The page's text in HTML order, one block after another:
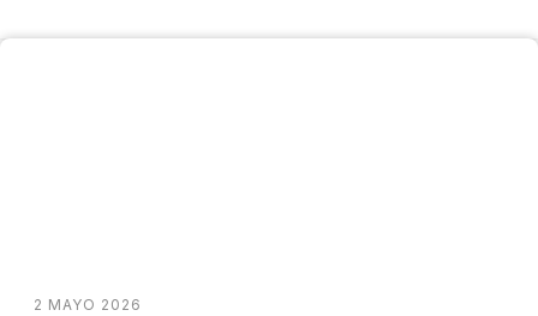
2 MAYO 2026